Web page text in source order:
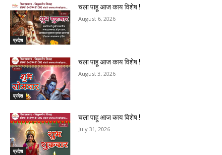
प्रदेश
चला पाहू आज काय विशेष !
August 6, 2026
प्रदेश
चला पाहू आज काय विशेष !
August 3, 2026
प्रदेश
चला पाहू आज काय विशेष !
July 31, 2026